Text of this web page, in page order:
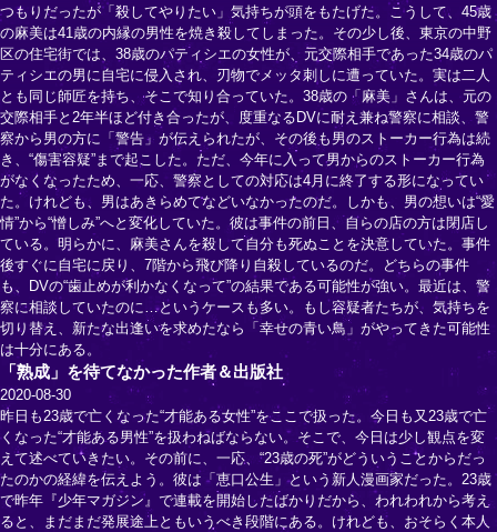
つもりだったが「殺してやりたい」気持ちが頭をもたげた。こうして、45歳
の麻美は41歳の内縁の男性を焼き殺してしまった。その少し後、東京の中野
区の住宅街では、38歳のパティシエの女性が、元交際相手であった34歳のパ
ティシエの男に自宅に侵入され、刃物でメッタ刺しに遭っていた。実は二人
とも同じ師匠を持ち、そこで知り合っていた。38歳の「麻美」さんは、元の
交際相手と2年半ほど付き合ったが、度重なるDVに耐え兼ね警察に相談、警
察から男の方に「警告」が伝えられたが、その後も男のストーカー行為は続
き、“傷害容疑”まで起こした。ただ、今年に入って男からのストーカー行為
がなくなったため、一応、警察としての対応は4月に終了する形になってい
た。けれども、男はあきらめてなどいなかったのだ。しかも、男の想いは“愛
情”から“憎しみ”へと変化していた。彼は事件の前日、自らの店の方は閉店し
ている。明らかに、麻美さんを殺して自分も死ぬことを決意していた。事件
後すぐに自宅に戻り、7階から飛び降り自殺しているのだ。どちらの事件
も、DVの“歯止めが利かなくなって”の結果である可能性が強い。最近は、警
察に相談していたのに…というケースも多い。もし容疑者たちが、気持ちを
切り替え、新たな出逢いを求めたなら「幸せの青い鳥」がやってきた可能性
は十分にある。
「熟成」を待てなかった作者＆出版社
2020-08-30
昨日も23歳で亡くなった“才能ある女性”をここで扱った。今日も又23歳で亡
くなった“才能ある男性”を扱わねばならない。そこで、今日は少し観点を変
えて述べていきたい。その前に、一応、“23歳の死”がどういうことからだっ
たのかの経緯を伝えよう。彼は「恵口公生」という新人漫画家だった。23歳
で昨年『少年マガジン』で連載を開始したばかりだから、われわれから考え
ると、まだまだ発展途上ともいうべき段階にある。けれども、おそらく本人